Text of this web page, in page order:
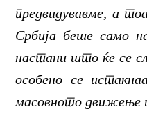
предвидувавме, а
Србија беше само
настани што ќе се
особено се
масовното движење